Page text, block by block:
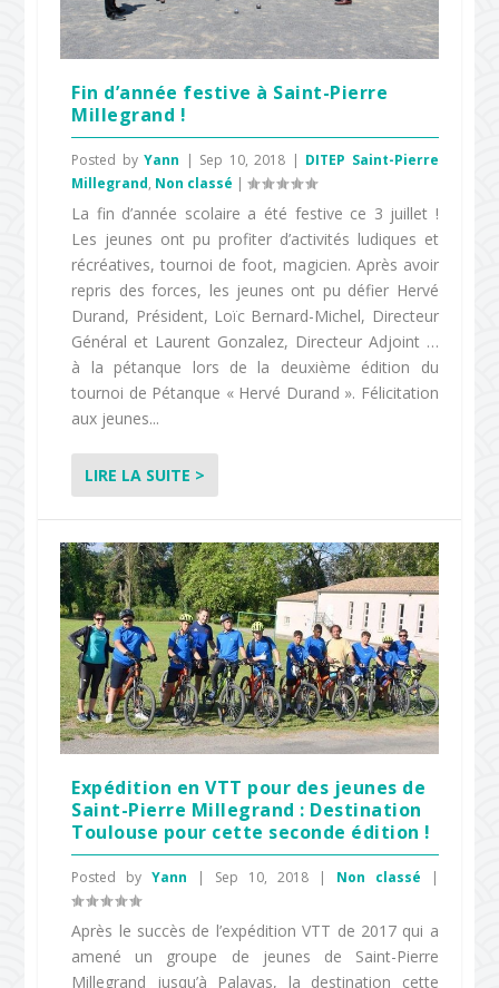
Fin d’année festive à Saint-Pierre
Millegrand !
Posted byYann | Sep 10, 2018 | DITEP Saint-Pierre
Millegrand, Non classé |
La fin d’année scolaire a été festive ce 3 juillet !
Les jeunes ont pu profiter d’activités ludiques et
récréatives, tournoi de foot, magicien. Après avoir
repris des forces, les jeunes ont pu défier Hervé
Durand, Président, Loïc Bernard-Michel, Directeur
Général et Laurent Gonzalez, Directeur Adjoint …
à la pétanque lors de la deuxième édition du
tournoi de Pétanque « Hervé Durand ». Félicitation
aux jeunes...
LIRE LA SUITE >
Expédition en VTT pour des jeunes de
Saint-Pierre Millegrand : Destination
Toulouse pour cette seconde édition !
Posted byYann | Sep 10, 2018| Non classé |
Après le succès de l’expédition VTT de 2017 qui a
amené un groupe de jeunes de Saint-Pierre
Millegrand jusqu’à Palavas, la destination cette